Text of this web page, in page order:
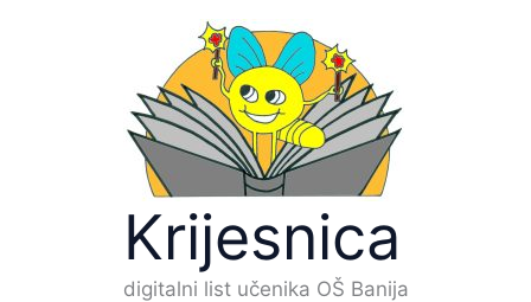
Krijesnica
digitalni list učenika OŠ Banija